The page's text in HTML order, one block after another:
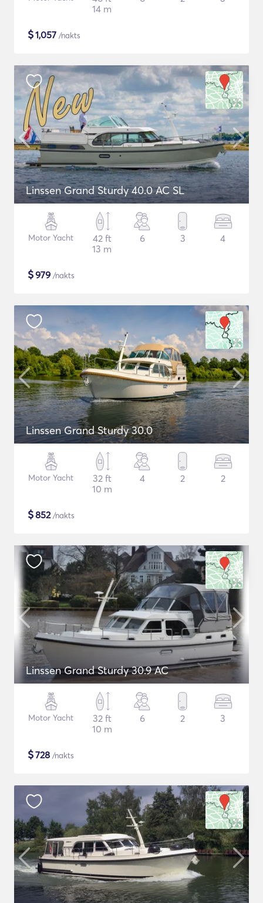
14 m
$1,057 /nakts
Linssen Grand Sturdy 40.0 AC SL
Motor Yacht
42 ft
13 m
6 3 4
$979 /nakts
Linssen Grand Sturdy 30.0
Motor Yacht
32 ft
10 m
4 2 2
$852/nakts
Linssen Grand Sturdy 30.9 AC
Motor Yacht
32 ft
10 m
6 2 3
$728 /nakts